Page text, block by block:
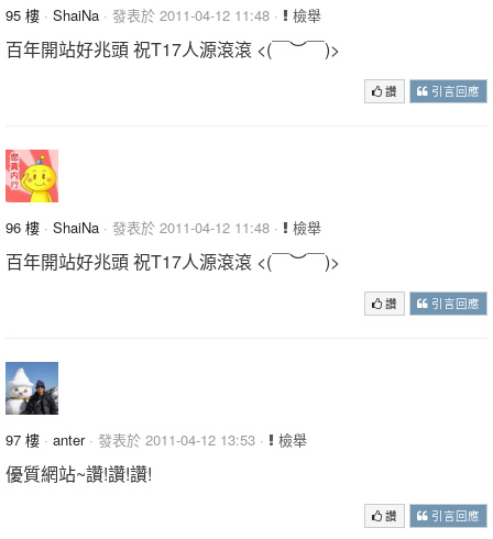
95 樓 · ShaiNa · 發表於 2011-04-12 11:48 · 檢舉
百年開站好兆頭 祝T17人源滾滾 <(￣︶￣)>
讚 引言回應
96 樓 · ShaiNa · 發表於 2011-04-12 11:48 · 檢舉
百年開站好兆頭 祝T17人源滾滾 <(￣︶￣)>
讚 引言回應
97 樓 · anter· 發表於 2011-04-12 13:53 · 檢舉
優質網站~讚!讚!讚!
讚 引言回應